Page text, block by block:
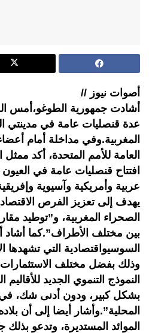
أصوات نيوز //
أشادت جمهورية الطوغو،أمس
عدة قنصليات عامة في مدينتي
المغربية.وفي مداخلة أمام
العامة للأمم المتحدة، أكد
افتتاح قنصليات عامة في
عربية وأمريكية وآسيوية
يهدف إلى تعزيز الفرص
الصحراء المغربية، و”توطيد
بين مختلف الأطراف”.كما أشاد
السوسيواقتصادية التي تشهدها
وذلك بفضل مختلف الاستثمارات
النموذج التنموي الجديد
بشكل كبير، ودون أدنى شك، في
المحلية”.وأشار أيضا إلى أن
الموائد المستديرة، وتدعو